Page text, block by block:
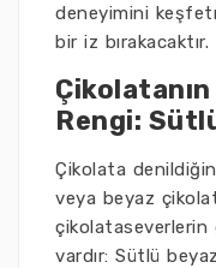
deneyimini
bir iz bırakacaktır.
Rengi:
Çikolata
veya beyaz
vardır: Sütlü